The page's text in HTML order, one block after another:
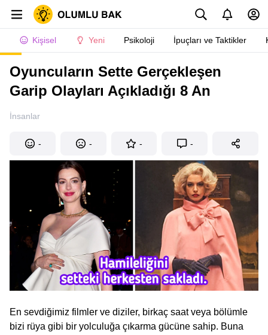
Kişisel Yeni Psikoloji İpuçları ve Taktikler
Oyuncuların Sette Gerçekleşen
Garip Olayları Açıkladığı 8 An
İnsanlar
- - - -
En sevdiğimiz filmler ve diziler, birkaç saat veya bölümle
bizi rüya gibi bir yolculuğa çıkarma gücüne sahip. Buna